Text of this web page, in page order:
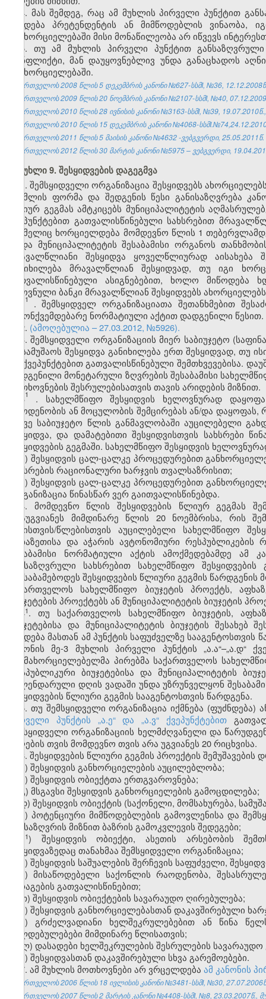
4. მას შემდეგ, რაც ამ მუხლის პირველი პუნქტით
გახდება პრეტენდენტის ან მიმწოდებლის
განხორციელებაში მისი მონაწილეობა არ იწვევს
5. თუ ამ მუხლის პირველი პუნქტით
კონფლიქტი, მან დაუყოვნებლივ უნდა განაცხადოს
განხორციელებაში.
საქართველოს 2008 წლის 5 დეკემბრის კანონი №627-სსმI, №36,
საქართველოს 2009 წლის 20 ნოემბრის კანონი №2107-სსმI, №40,
საქართველოს 2010 წლის 28 ივნისის კანონი №3163-სსმI, №39,
საქართველოს 2010 წლის 15 დეკემბრის კანონი №4068-
საქართველოს 2011 წლის 5 მაისის კანონი №4632 -ვებგვერდი, 25.05.2011წ.
საქართველოს 2012 წლის 30 მარტის კანონი №5975 – ვებგვერდი,
მუხლი 9. შესყიდვების დაგეგმვა
1. შემსყიდველი ორგანიზაცია შესყიდვებს
რომლის ფორმა და შედგენის წესი განისაზღვრება
წლიურ გეგმას ამტკიცებს მუნიციპალიტეტის
ქვეპუნქტებით გათვალისწინებული სახსრებით
რომელიც ხორციელდება მომდევნო წლის 1
ან/და მუნიციპალიტეტის შესაბამისი ორგანოს
მრავალწლიანი შესყიდვა ყოველწლიურად აისახება
განიხილება მრავალწლიან შესყიდვად, თუ იგი
გათვალისწინებული ასიგნებებით, ხოლო მიწოდება
ეროვნული ბანკი მრავალწლიან შესყიდვებს
1
. შემსყიდველ ორგანიზაციათა შეთანხმებით
კანონქვემდებარე ნორმატიული აქტით დადგენილი წესით.
2. (ამოღებულია – 27.03.2012, №5926).
3. შემსყიდველი ორგანიზაციის მიერ საბიუჯეტო
ან სამუშაოს შესყიდვა განიხილება ერთ შესყიდვად, თუ
„ბ“ ქვეპუნქტებით გათვალისწინებული
დადგენილი მონეტარული ზღვრების შესაბამისი
მოთხოვნების შესრულებისათვის თავის არიდების მიზნით.
31
. სახელმწიფო შესყიდვის ხელოვნურად დაყოფა
რაოდენობის ან მოცულობის შემცირებას ან/და
იმავე საბიუჯეტო წლის განმავლობაში აუცილებელი
შესყიდვა, და დამატებითი შესყიდვისთვის სახსრები
შესყიდვების გეგმაში. სახელმწიფო შესყიდვის
ა) შესყიდვის ცალ-ცალკე პროცედურებით
სახსრების რაციონალური ხარჯვის თვალსაზრისით;
ბ) შესყიდვის ცალ-ცალკე პროცედურებით
ორგანიზაცია წინასწარ ვერ გაითვალისწინებდა.
4. მომდევნო წლის შესყიდვების წლიურ გეგმას
არაუგვიანეს მიმდინარე წლის 20 ნოემბრისა, რის
წლისთვის/წლებისთვის აუცილებელი სახელმწიფო
აფხაზეთისა და აჭარის ავტონომიური რესპუბლიკების
შესაბამისი ნორმატიული აქტის ამოქმედებამდე ამ
განსაზღვრული სახსრებით სახელმწიფო
შეესაბამებოდეს შესყიდვების წლიური გეგმის
საქართველოს სახელმწიფო ბიუჯეტის პროექტს,
ბიუჯეტების პროექტებს ან მუნიციპალიტეტის ბიუჯეტის
4​1. თუ საქართველოს სახელმწიფო ბიუჯეტის,
ბიუჯეტებისა და მუნიციპალიტეტის ბიუჯეტის
გახდება მასთან ამ პუნქტის საფუძველზე
კანონის მე-3 მუხლის პირველი პუნქტის „ა.ა“–„ა.დ“
განმახორციელებელმა პირებმა საქართველოს
რესპუბლიკური ბიუჯეტებისა და მუნიციპალიტეტის
კალენდარული დღის ვადაში უნდა უზრუნველყონ
შესყიდვების წლიური გეგმის სააგენტოსთვის წარდგენა.
5. თუ შემსყიდველი ორგანიზაცია იქმნება
პირველი პუნქტის „ა.ე“ და „ა.ვ“ ქვეპუნქტებით
შემსყიდველი ორგანიზაციის ხელმძღვანელი და
მიღების თვის მომდევნო თვის არა უგვიანეს 20 რიცხვისა.
6. შესყიდვების წლიური გეგმის პროექტის
ა) შესყიდვის განხორციელების აუცილებლობა;
ბ) შესყიდვის ობიექტთა ერთგვაროვნება;
გ) მსგავსი შესყიდვის განხორციელების გამოცდილება;
დ) შესყიდვის ობიექტის (საქონელი, მომსახურება,
ე) პოტენციური მიმწოდებლების გამოვლენისა და
განსაზღვრის მიზნით ბაზრის გამოკვლევის შედეგები;
​1) შესყიდვის ობიექტი, ასეთის არსებობის
შესყიდვაზედაც თანახმაა შემსყიდველი ორგანიზაცია;
ვ) შესყიდვის საშუალების შერჩევის საფუძველი,
ზ) მისაწოდებელი საქონლის რაოდენობა,
მარაგების გათვალისწინებით;
თ) შესყიდვის ობიექტების სავარაუდო ღირებულება;
ი) შესყიდვის განხორციელებასთან დაკავშირებული
კ) გრძელვადიანი ხელშეკრულებებით ან წინა
ვალდებულებები მიმდინარე წლისათვის;
ლ) დასადები ხელშეკრულების შესრულების სავარაუდო
მ) შესყიდვასთან დაკავშირებული სხვა გარემოებები.
7. ამ მუხლის მოთხოვნები არ ვრცელდება ამ კანონის
საქართველოს 2006 წლის 18 ივლისის კანონი №3481-სსმI, №30,
საქართველოს 2007 წლის 2 მარტის კანონი №4408-სსმI, №8, 23.03.2007წ.,